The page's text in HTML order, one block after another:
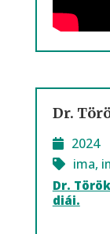
Dr.
2024
ima,
Dr.
diái.